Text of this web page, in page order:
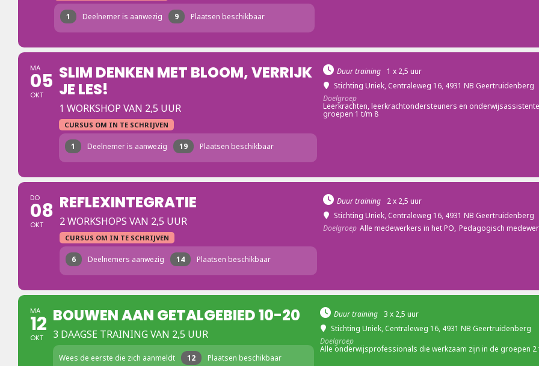
1 Deelnemer is aanwezig 9 Plaatsen beschikbaar
MA
05
OKT
SLIM DENKEN MET BLOOM, VERRIJK
JE LES!
1 WORKSHOP VAN 2,5 UUR
CURSUS OM IN TE SCHRIJVEN
1 Deelnemer is aanwezig 19 Plaatsen beschikbaar
Duur training
1 x 2,5 uur
Stichting Uniek, Centraleweg 16, 4931 NB Geertruidenberg
Doelgroep
Leerkrachten, leerkrachtondersteuners en
groepen 1 t/m 8
DO
08
OKT
REFLEXINTEGRATIE
2 WORKSHOPS VAN 2,5 UUR
CURSUS OM IN TE SCHRIJVEN
6 Deelnemers aanwezig 14 Plaatsen beschikbaar
Duur training
2 x 2,5 uur
Stichting Uniek, Centraleweg 16, 4931 NB Geertruidenberg
Doelgroep Alle medewerkers in het PO, Pedagogisch
MA
12
OKT
BOUWEN AAN GETALGEBIED 10-20
3 DAAGSE TRAINING VAN 2,5 UUR
Wees de eerste die zich aanmeldt 12 Plaatsen beschikbaar
Duur training
3 x 2,5 uur
Stichting Uniek, Centraleweg 16, 4931 NB Geertruidenberg
Doelgroep
Alle onderwijsprofessionals die werkzaam zijn in de groepen 2